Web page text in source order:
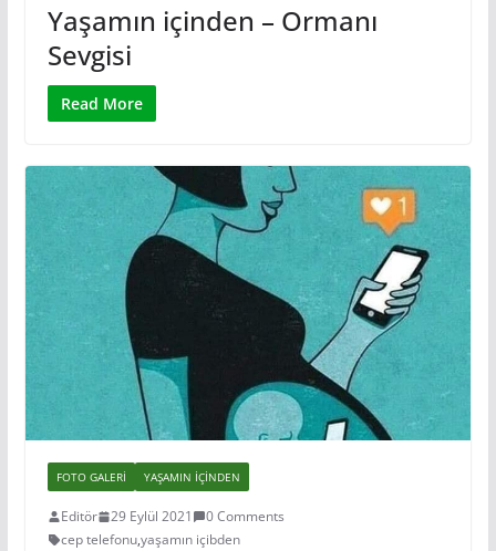
Yaşamın içinden – Ormanı
Sevgisi
Read More
FOTO GALERI YAŞAMIN IÇINDEN
Editör 29 Eylül 2021
0 Comments
cep telefonu,yaşamın içibden